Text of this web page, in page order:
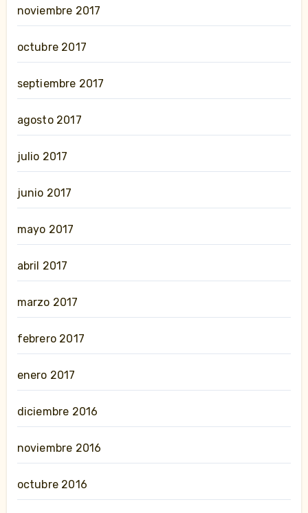
noviembre 2017
octubre 2017
septiembre 2017
agosto 2017
julio 2017
junio 2017
mayo 2017
abril 2017
marzo 2017
febrero 2017
enero 2017
diciembre 2016
noviembre 2016
octubre 2016